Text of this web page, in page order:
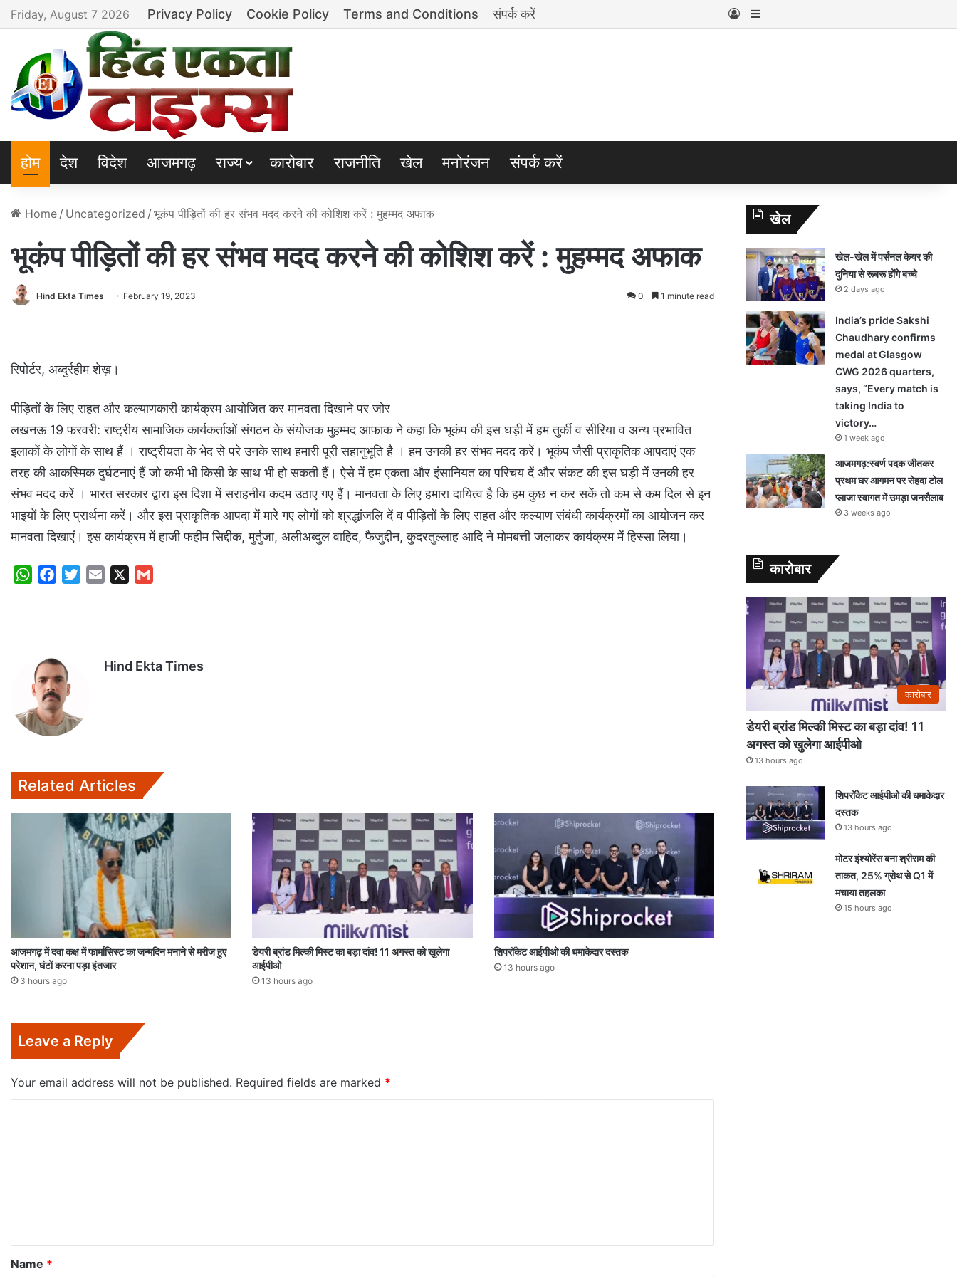
Friday, August 7 2026 Privacy Policy Cookie Policy Terms and Conditions संपर्क करें Log InSidebar
होम देश विदेश आजमगढ़ राज्य कारोबार राजनीति खेल मनोरंजन संपर्क करें
Home / Uncategorized / भूकंप पीड़ितों की हर संभव मदद करने की कोशिश करें : मुहम्मद अफाक
भूकंप पीड़ितों की हर संभव मदद करने की कोशिश करें : मुहम्मद अफाक
Hind Ekta Times February 19, 2023 0 1 minute read
रिपोर्टर, अब्दुर्रहीम शेख़।
पीड़ितों के लिए राहत और कल्याणकारी कार्यक्रम आयोजित कर मानवता दिखाने पर जोर
लखनऊ 19 फरवरी: राष्ट्रीय सामाजिक कार्यकर्ताओं संगठन के संयोजक मुहम्मद आफाक ने कहा कि भूकंप की इस घड़ी में हम तुर्की व सीरिया व अन्य प्रभावित
इलाकों के लोगों के साथ हैं । राष्ट्रीयता के भेद से परे उनके साथ हमारी पूरी सहानुभूति है । हम उनकी हर संभव मदद करें। भूकंप जैसी प्राकृतिक आपदाएं एक
तरह की आकस्मिक दुर्घटनाएं हैं जो कभी भी किसी के साथ भी हो सकती हैं। ऐसे में हम एकता और इंसानियत का परिचय दें और संकट की इस घड़ी में उनकी हर
संभव मदद करें । भारत सरकार द्वारा इस दिशा में सराहनीय कदम उठाए गए हैं। मानवता के लिए हमारा दायित्व है कि हम कुछ न कर सकें तो कम से कम दिल से इन
भाइयों के लिए प्रार्थना करें। और इस प्राकृतिक आपदा में मारे गए लोगों को श्रद्धांजलि दें व पीड़ितों के लिए राहत और कल्याण संबंधी कार्यक्रमों का आयोजन कर
मानवता दिखाएं। इस कार्यक्रम में हाजी फहीम सिद्दीक, मुर्तुजा, अलीअब्दुल वाहिद, फैजुद्दीन, कुदरतुल्लाह आदि ने मोमबत्ती जलाकर कार्यक्रम में हिस्सा लिया।
W
A
p
p
o
o
k
Hind Ekta Times
Related Articles
आजमगढ़ में दवा कक्ष में फार्मासिस्ट का जन्मदिन मनाने से मरीज हुए
परेशान, घंटों करना पड़ा इंतजार
3 hours ago
डेयरी ब्रांड मिल्की मिस्ट का बड़ा दांव! 11 अगस्त को खुलेगा
आईपीओ
13 hours ago
शिपरॉकेट आईपीओ की धमाकेदार दस्तक
13 hours ago
Leave a Reply
Your email address will not be published. Required fields are marked *
*
Name *
खेल
खेल-खेल में पर्सनल केयर की
दुनिया से रूबरू होंगे बच्चे
2 days ago
India’s pride Sakshi
Chaudhary confirms
medal at Glasgow
CWG 2026 quarters,
says, “Every match is
taking India to
victory…
1 week ago
आजमगढ़:स्वर्ण पदक जीतकर
प्रथम घर आगमन पर सेहदा टोल
प्लाजा स्वागत में उमड़ा जनसैलाब
3 weeks ago
कारोबार
कारोबार
डेयरी ब्रांड मिल्की मिस्ट का बड़ा दांव! 11
अगस्त को खुलेगा आईपीओ
13 hours ago
शिपरॉकेट आईपीओ की धमाकेदार
दस्तक
13 hours ago
मोटर इंश्योरेंस बना श्रीराम की
ताकत, 25% ग्रोथ से Q1 में
मचाया तहलका
15 hours ago